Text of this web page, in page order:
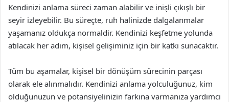
Kendinizi anlama süreci zaman alabilir ve inişli çıkışlı bir
seyir izleyebilir. Bu süreçte, ruh halinizde dalgalanmalar
yaşamanız oldukça normaldir. Kendinizi keşfetme yolunda
atılacak her adım, kişisel gelişiminiz için bir katkı sunacaktır.
Tüm bu aşamalar, kişisel bir dönüşüm sürecinin parçası
olarak ele alınmalıdır. Kendinizi anlama yolculuğunuz, kim
olduğunuzun ve potansiyelinizin farkına varmanıza yardımcı